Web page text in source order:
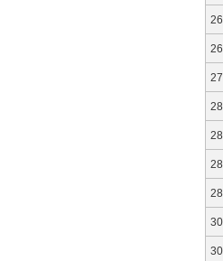
26
26
27
28
28
28
28
30
30